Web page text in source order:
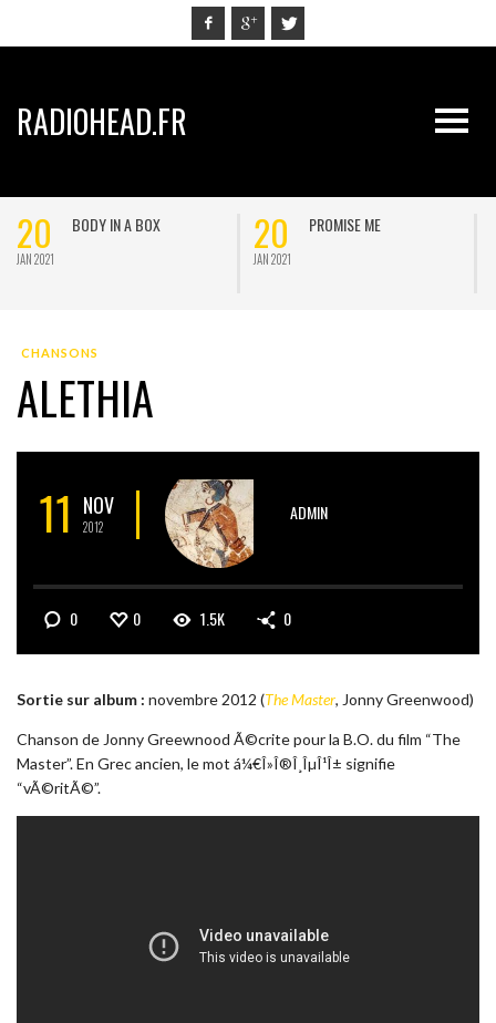
RADIOHEAD.FR
20
JAN 2021
BODY IN A BOX 20
JAN 2021
PROMISE ME
CHANSONS
ALETHIA
11 NOV
2012
ADMIN
0 0 1.5K 0
Sortie sur album : novembre 2012 (The Master, Jonny Greenwood)
Chanson de Jonny Greewnood Ã©crite pour la B.O. du film “The
Master”. En Grec ancien, le mot á¼€Î»Î®Î¸ÎµÎ¹Î± signifie
“vÃ©ritÃ©”.